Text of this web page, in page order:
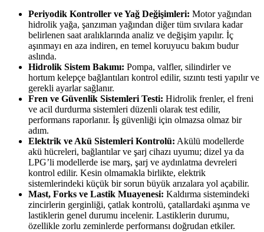
Periyodik Kontroller ve Yağ Değişimleri: Motor yağından
hidrolik yağa, şanzıman yağından diğer tüm sıvılara kadar
belirlenen saat aralıklarında analiz ve değişim yapılır. İç
aşınmayı en aza indiren, en temel koruyucu bakım budur
aslında.
Hidrolik Sistem Bakımı: Pompa, valfler, silindirler ve
hortum kelepçe bağlantıları kontrol edilir, sızıntı testi yapılır ve
gerekli ayarlar sağlanır.
Fren ve Güvenlik Sistemleri Testi: Hidrolik frenler, el freni
ve acil durdurma sistemleri düzenli olarak test edilir,
performans raporlanır. İş güvenliği için olmazsa olmaz bir
adım.
Elektrik ve Akü Sistemleri Kontrolü: Akülü modellerde
akü hücreleri, bağlantılar ve şarj cihazı uyumu; dizel ya da
LPG’li modellerde ise marş, şarj ve aydınlatma devreleri
kontrol edilir. Kesin olmamakla birlikte, elektrik
sistemlerindeki küçük bir sorun büyük arızalara yol açabilir.
Mast, Forks ve Lastik Muayenesi: Kaldırma sistemindeki
zincirlerin gerginliği, çatlak kontrolü, çatallardaki aşınma ve
lastiklerin genel durumu incelenir. Lastiklerin durumu,
özellikle zorlu zeminlerde performansı doğrudan etkiler.